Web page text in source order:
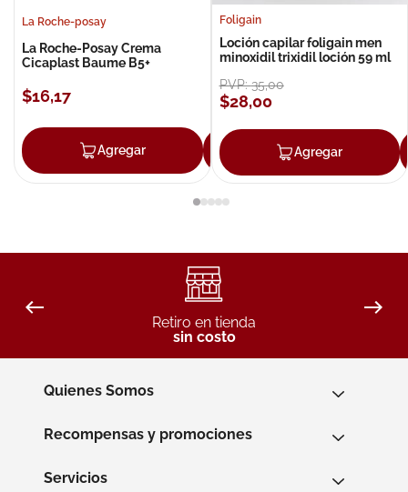
La Roche-posay
La Roche-Posay Crema
Cicaplast Baume B5+
$16,17
Agregar Agregar
Foligain
Loción capilar foligain men
minoxidil trixidil loción 59 ml
PVP:35,00
$28,00
Agregar
Retiro en tienda
sin costo
Quienes Somos
Recompensas y promociones
Servicios